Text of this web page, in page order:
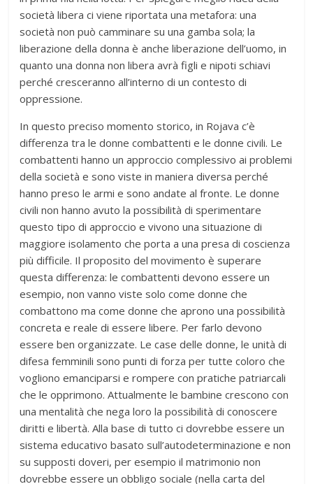
società libera ci viene riportata una metafora: una
società non può camminare su una gamba sola; la
liberazione della donna è anche liberazione dell’uomo, in
quanto una donna non libera avrà figli e nipoti schiavi
perché cresceranno all’interno di un contesto di
oppressione.
In questo preciso momento storico, in Rojava c’è
differenza tra le donne combattenti e le donne civili. Le
combattenti hanno un approccio complessivo ai problemi
della società e sono viste in maniera diversa perché
hanno preso le armi e sono andate al fronte. Le donne
civili non hanno avuto la possibilità di sperimentare
questo tipo di approccio e vivono una situazione di
maggiore isolamento che porta a una presa di coscienza
più difficile. Il proposito del movimento è superare
questa differenza: le combattenti devono essere un
esempio, non vanno viste solo come donne che
combattono ma come donne che aprono una possibilità
concreta e reale di essere libere. Per farlo devono
essere ben organizzate. Le case delle donne, le unità di
difesa femminili sono punti di forza per tutte coloro che
vogliono emanciparsi e rompere con pratiche patriarcali
che le opprimono. Attualmente le bambine crescono con
una mentalità che nega loro la possibilità di conoscere
diritti e libertà. Alla base di tutto ci dovrebbe essere un
sistema educativo basato sull’autodeterminazione e non
su supposti doveri, per esempio il matrimonio non
dovrebbe essere un obbligo sociale (nella carta del